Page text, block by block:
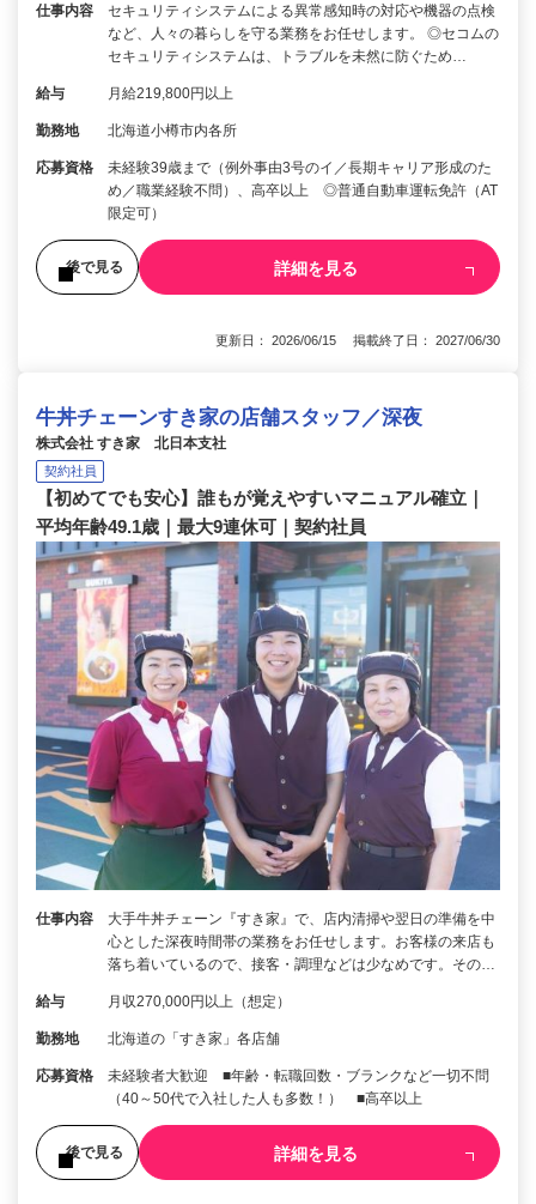
仕事内容
セキュリティシステムによる異常感知時の対応や機器の点検
など、人々の暮らしを守る業務をお任せします。 ◎セコムの
セキュリティシステムは、トラブルを未然に防ぐため…
給与 月給219,800円以上
勤務地 北海道小樽市内各所
応募資格
未経験39歳まで（例外事由3号のイ／長期キャリア形成のた
め／職業経験不問）、高卒以上 ◎普通自動車運転免許（AT
限定可）
後で見る 詳細を見る
更新日： 2026/06/15 掲載終了日： 2027/06/30
牛丼チェーンすき家の店舗スタッフ／深夜
株式会社 すき家 北日本支社
契約社員
【初めてでも安心】誰もが覚えやすいマニュアル確立｜
平均年齢49.1歳｜最大9連休可｜契約社員
仕事内容
大手牛丼チェーン『すき家』で、店内清掃や翌日の準備を中
心とした深夜時間帯の業務をお任せします。お客様の来店も
落ち着いているので、接客・調理などは少なめです。その…
給与 月収270,000円以上（想定）
勤務地 北海道の「すき家」各店舗
応募資格
未経験者大歓迎 ■年齢・転職回数・ブランクなど一切不問
（40～50代で入社した人も多数！） ■高卒以上
後で見る 詳細を見る